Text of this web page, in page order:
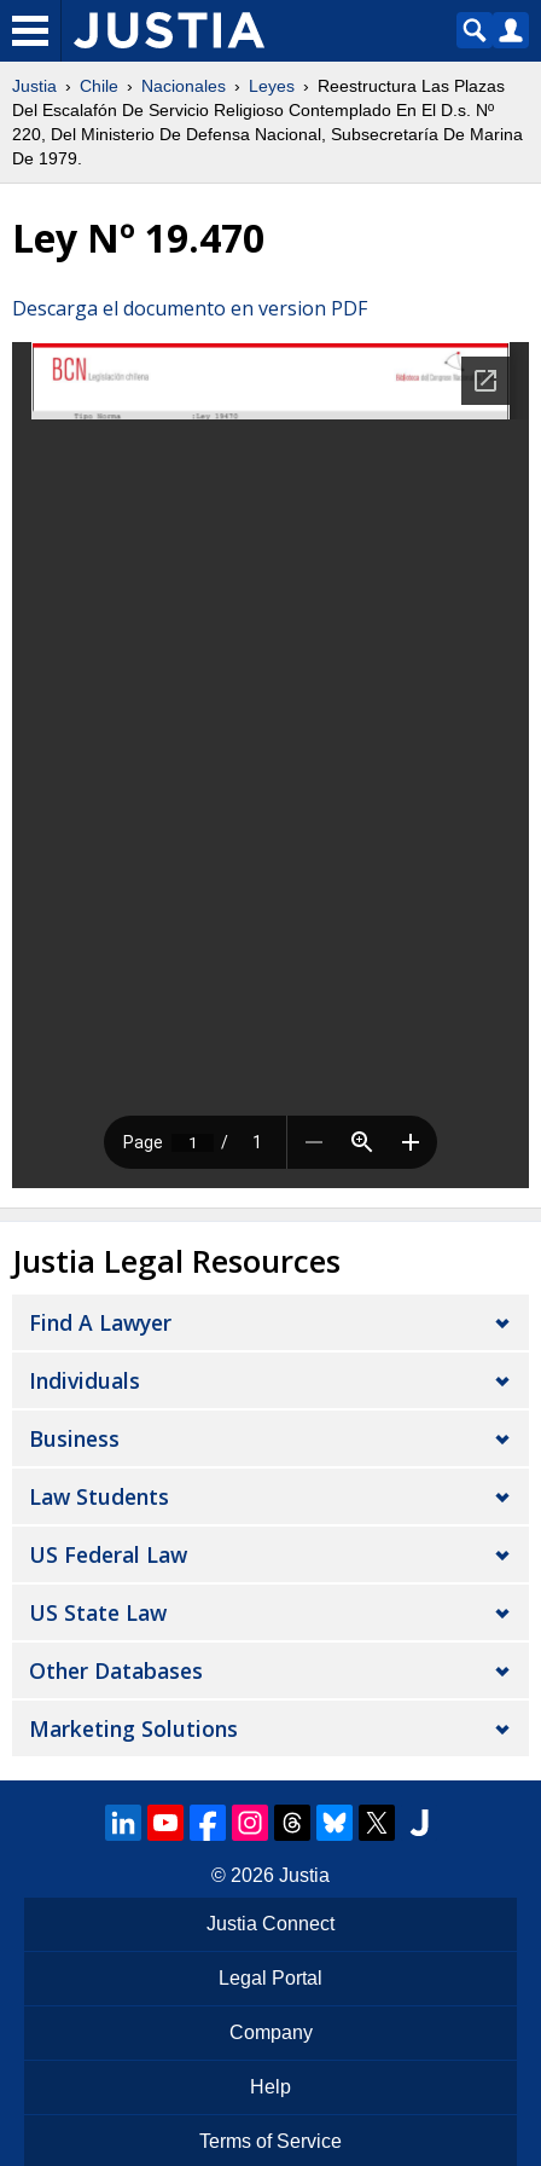
Justia Chile Nacionales Leyes
Reestructura Las Plazas
Del Escalafón De Servicio Religioso Contemplado En El D.s. Nº
220, Del Ministerio De Defensa Nacional, Subsecretaría De Marina
De 1979.
Ley Nº 19.470
Descarga el documento en version PDF
Justia Legal Resources
Find A Lawyer
Individuals
Business
Law Students
US Federal Law
US State Law
Other Databases
Marketing Solutions
© 2026 Justia
Justia Connect
Legal Portal
Company
Help
Terms of Service